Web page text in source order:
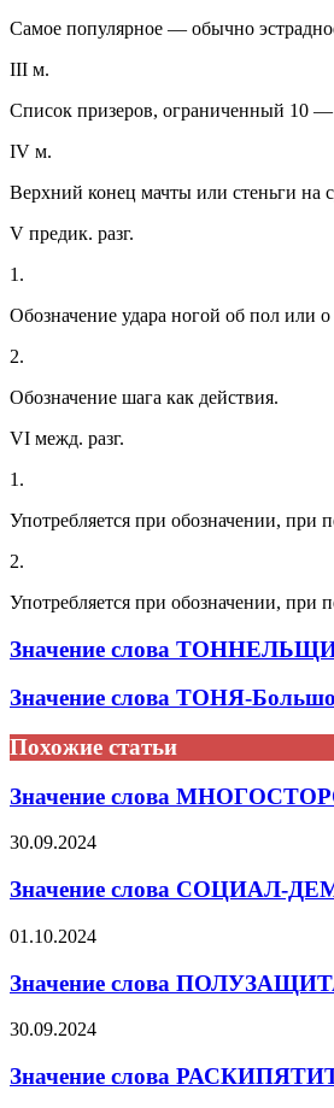
Самое популярное — обычно
III м.
Список призеров, ограниченный 10
IV м.
Верхний конец мачты или стеньги на
V предик. разг.
1.
Обозначение удара ногой об пол или
2.
Обозначение шага как действия.
VI межд. разг.
1.
Употребляется при обозначении, при
2.
Употребляется при обозначении, при
Значение слова
Значение слова ТОНЯ-
Похожие статьи
Значение слова
30.09.2024
Значение слова СОЦИАЛ-
01.10.2024
Значение слова
30.09.2024
Значение слова